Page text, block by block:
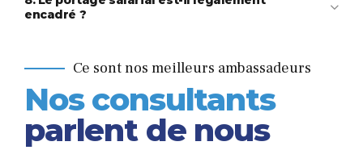
Vous pouvez consulter notre contenu, pour tout savoir sur le
comparatif complet des différents statuts
encadré ?
Ce sont nos meilleurs ambassadeurs
Nos consultants
parlent de nous